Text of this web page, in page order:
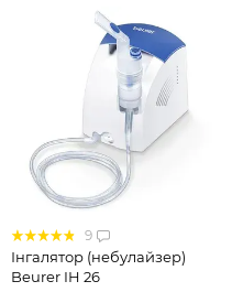
9
Інгалятор (небулайзер)
Beurer IH 26